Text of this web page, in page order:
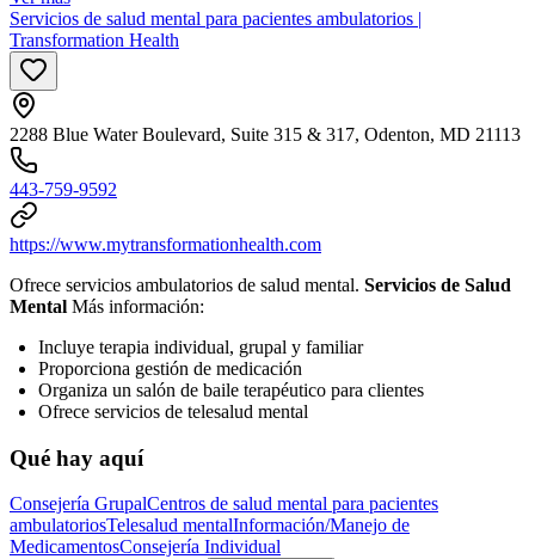
Servicios de salud mental para pacientes ambulatorios |
Transformation Health
2288 Blue Water Boulevard, Suite 315 & 317, Odenton, MD 21113
443-759-9592
https://www.mytransformationhealth.com
Ofrece servicios ambulatorios de salud mental. Servicios de Salud
Mental Más información:
Incluye terapia individual, grupal y familiar
Proporciona gestión de medicación
Organiza un salón de baile terapéutico para clientes
Ofrece servicios de telesalud mental
Qué hay aquí
Consejería GrupalCentros de salud mental para pacientes
ambulatoriosTelesalud mentalInformación/Manejo de
MedicamentosConsejería Individual